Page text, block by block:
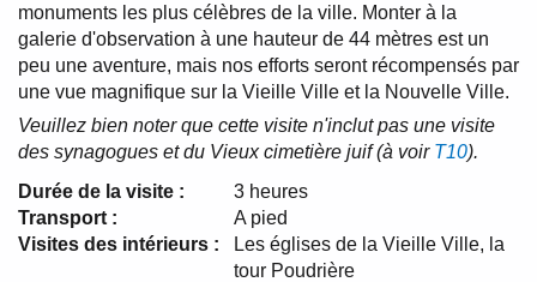
monuments les plus célèbres de la ville. Monter à la
galerie d'observation à une hauteur de 44 mètres est un
peu une aventure, mais nos efforts seront récompensés par
une vue magnifique sur la Vieille Ville et la Nouvelle Ville.
Veuillez bien noter que cette visite n'inclut pas une visite
des synagogues et du Vieux cimetière juif (à voir T10).
Durée de la visite :
3 heures
Transport :
A pied
Visites des intérieurs :
Les églises de la Vieille Ville, la
tour Poudrière